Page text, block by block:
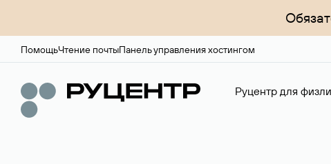
ПомощьЧтение почтыПанель управления хостингом
Руцентр для